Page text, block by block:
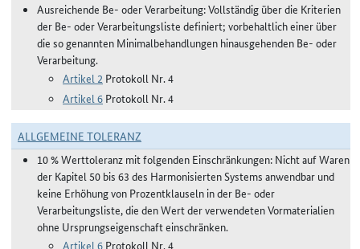
Ausreichende Be- oder Verarbeitung: Vollständig über die Kriterien
der Be- oder Verarbeitungsliste definiert; vorbehaltlich einer über
die so genannten Minimalbehandlungen hinausgehenden Be- oder
Verarbeitung.
Artikel 2 Protokoll Nr. 4
Artikel 6 Protokoll Nr. 4
ALLGEMEINE TOLERANZ
10 % Werttoleranz mit folgenden Einschränkungen: Nicht auf Waren
der Kapitel 50 bis 63 des Harmonisierten Systems anwendbar und
keine Erhöhung von Prozentklauseln in der Be- oder
Verarbeitungsliste, die den Wert der verwendeten Vormaterialien
ohne Ursprungseigenschaft einschränken.
Artikel 6 Protokoll Nr. 4